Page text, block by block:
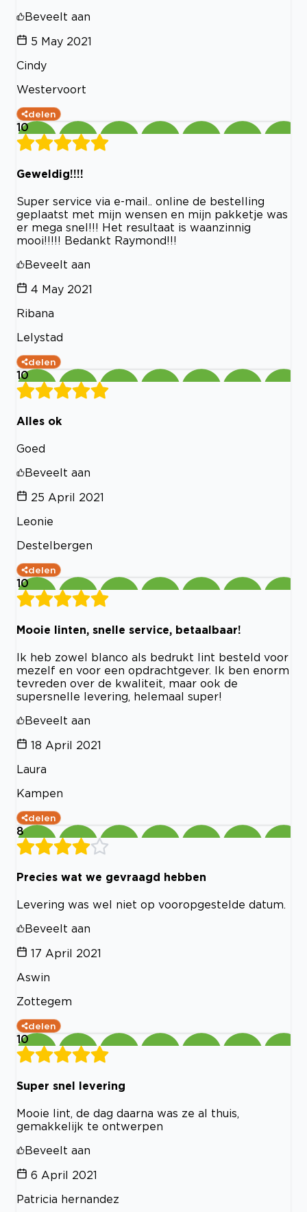
Beveelt aan
5 May 2021
Cindy
Westervoort
delen
10
Geweldig!!!!
Super service via e-mail.. online de bestelling
geplaatst met mijn wensen en mijn pakketje was
er mega snel!!! Het resultaat is waanzinnig
mooi!!!!! Bedankt Raymond!!!
Beveelt aan
4 May 2021
Ribana
Lelystad
delen
10
Alles ok
Goed
Beveelt aan
25 April 2021
Leonie
Destelbergen
delen
10
Mooie linten, snelle service, betaalbaar!
Ik heb zowel blanco als bedrukt lint besteld voor
mezelf en voor een opdrachtgever. Ik ben enorm
tevreden over de kwaliteit, maar ook de
supersnelle levering, helemaal super!
Beveelt aan
18 April 2021
Laura
Kampen
delen
8
Precies wat we gevraagd hebben
Levering was wel niet op vooropgestelde datum.
Beveelt aan
17 April 2021
Aswin
Zottegem
delen
10
Super snel levering
Mooie lint, de dag daarna was ze al thuis,
gemakkelijk te ontwerpen
Beveelt aan
6 April 2021
Patricia hernandez